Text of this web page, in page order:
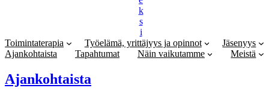
k
s
i
Toimintaterapia Työelämä, yrittäjyys ja opinnot
Jäsenyys
Ajankohtaista
Tapahtumat Näin vaikutamme Meistä
Ajankohtaista